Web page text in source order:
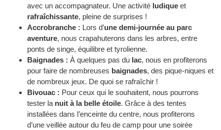
avec un accompagnateur. Une activité ludique et
rafraîchissante, pleine de surprises !
Accrobranche : Lors d’une demi-journée au parc
aventure, nous crapahuterons dans les arbres, entre
ponts de singe, équilibre et tyrolienne.
Baignades : À quelques pas du lac, nous en profiterons
pour faire de nombreuses baignades, des pique-niques et
de nombreux jeux. De quoi se rafraîchir !
Bivouac : Pour ceux qui le souhaitent, nous pourrons
tester la nuit à la belle étoile. Grâce à des tentes
installées dans l’enceinte du centre, nous profiterons
d’une veillée autour du feu de camp pour une soirée